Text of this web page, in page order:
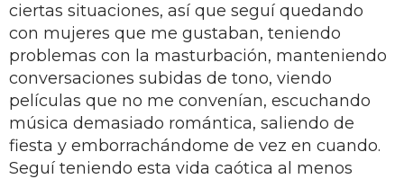
ciertas situaciones, así que seguí quedando
con mujeres que me gustaban, teniendo
problemas con la masturbación, manteniendo
conversaciones subidas de tono, viendo
películas que no me convenían, escuchando
música demasiado romántica, saliendo de
fiesta y emborrachándome de vez en cuando.
Seguí teniendo esta vida caótica al menos